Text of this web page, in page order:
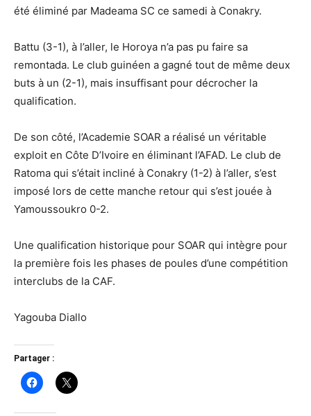
été éliminé par Madeama SC ce samedi à Conakry.
Battu (3-1), à l’aller, le Horoya n’a pas pu faire sa
remontada. Le club guinéen a gagné tout de même deux
buts à un (2-1), mais insuffisant pour décrocher la
qualification.
De son côté, l’Academie SOAR a réalisé un véritable
exploit en Côte D’Ivoire en éliminant l’AFAD. Le club de
Ratoma qui s’était incliné à Conakry (1-2) à l’aller, s’est
imposé lors de cette manche retour qui s’est jouée à
Yamoussoukro 0-2.
Une qualification historique pour SOAR qui intègre pour
la première fois les phases de poules d’une compétition
interclubs de la CAF.
Yagouba Diallo
Partager :